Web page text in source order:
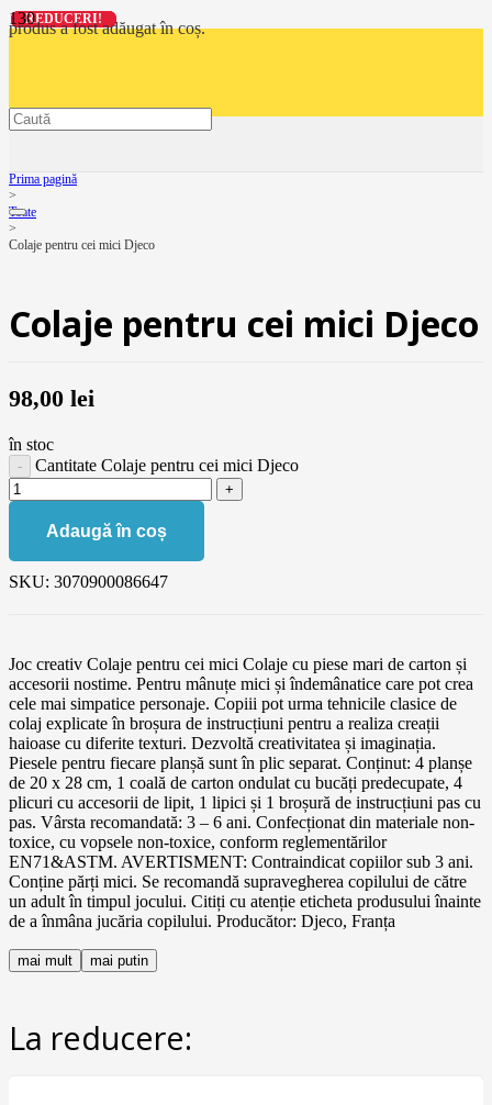
produsa fost adăugat în coș.
Prima pagină
>
Toate
>
Colaje pentru cei mici Djeco
Colaje pentru cei mici Djeco
98,00 lei
în stoc
Cantitate Colaje pentru cei mici Djeco
Adaugă în coș
SKU: 3070900086647
Joc creativ Colaje pentru cei mici Colaje cu piese mari de carton și
accesorii nostime. Pentru mânuțe mici și îndemânatice care pot crea
cele mai simpatice personaje. Copiii pot urma tehnicile clasice de
colaj explicate în broșura de instrucțiuni pentru a realiza creații
haioase cu diferite texturi. Dezvoltă creativitatea și imaginația.
Piesele pentru fiecare planșă sunt în plic separat. Conținut: 4 planșe
de 20 x 28 cm, 1 coală de carton ondulat cu bucăți predecupate, 4
plicuri cu accesorii de lipit, 1 lipici și 1 broșură de instrucțiuni pas cu
pas. Vârsta recomandată: 3 – 6 ani. Confecționat din materiale non-
toxice, cu vopsele non-toxice, conform reglementărilor
EN71&ASTM. AVERTISMENT: Contraindicat copiilor sub 3 ani.
Conține părți mici. Se recomandă supravegherea copilului de către
un adult în timpul jocului. Citiți cu atenție eticheta produsului înainte
de a înmâna jucăria copilului. Producător: Djeco, Franța
mai mult mai putin
La reducere:
REDUCERI!
REDUCERI!
REDUCERI!
REDUCERI!